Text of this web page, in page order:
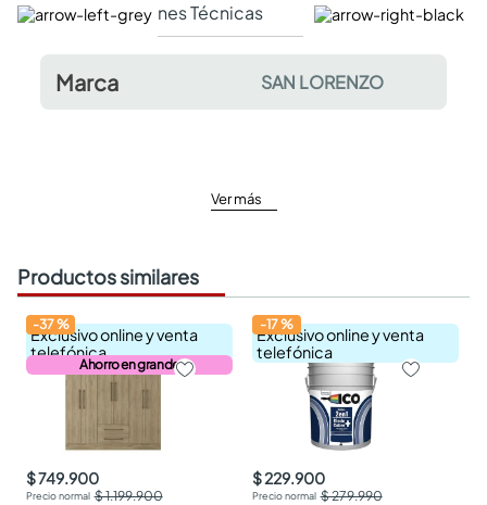
Especificaciones Técnicas Comentarios y
Marca SAN LORENZO
Ver más
Productos similares
Exclusivo online y venta
telefónica
Ahorro en grande
-37%
$ 749.900
$ 1.199.900
Exclusivo online y venta
telefónica
-17%
$ 229.900
$ 279.990